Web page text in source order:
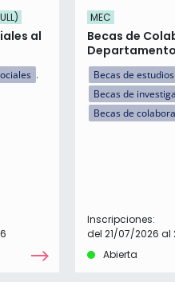
al
MEC
Becas de
Becas de estudios
Becas de
Becas de
Inscripciones:
del 21/07/2026
Abierta